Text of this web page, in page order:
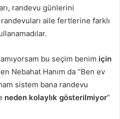
randevu günlerini
randevuları aile fertlerine farklı
bu seçim benim için
Nebahat Hanım da “Ben ev
sistem bana randevu
neden kolaylık gösterilmiyor”